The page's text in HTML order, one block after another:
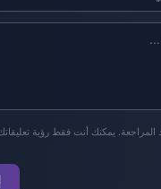
المراجعة. يمكنك أنت فقط رؤية